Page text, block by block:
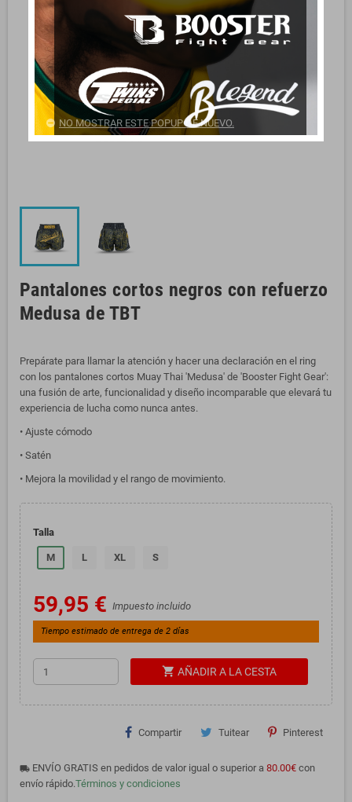
Pantalones cortos negros con refuerzo
Medusa de TBT
Prepárate para llamar la atención y hacer una declaración en el ring
con los pantalones cortos Muay Thai 'Medusa' de 'Booster Fight Gear':
una fusión de arte, funcionalidad y diseño incomparable que elevará tu
experiencia de lucha como nunca antes.
• Ajuste cómodo
• Satén
• Mejora la movilidad y el rango de movimiento.
Talla
M L XL S
59,95 € Impuesto incluido
Tiempo estimado de entrega de 2 días
shopping_cart AÑADIR A LA CESTA
Compartir Tuitear Pinterest
local_shipping ENVÍO GRATIS en pedidos de valor igual o superior a 80.00€ con
envío rápido.Términos y condiciones
NO MOSTRAR ESTE POPUP DE NUEVO.